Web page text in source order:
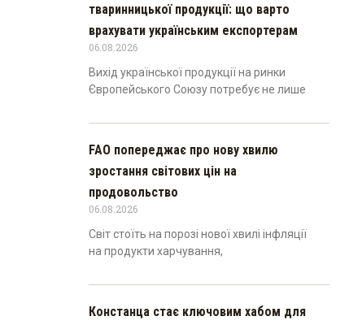
тваринницької продукції: що варто
врахувати українським експортерам
06.08.2026
Вихід української продукції на ринки
Європейського Союзу потребує не лише
FAO попереджає про нову хвилю
зростання світових цін на
продовольство
06.08.2026
Світ стоїть на порозі нової хвилі інфляції
на продукти харчування,
Констанца стає ключовим хабом для